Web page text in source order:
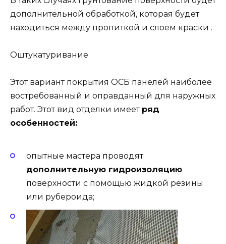
дополнительной обработкой, которая будет
находиться между пропиткой и слоем краски .
Оштукатуривание
Этот вариант покрытия ОСБ панелей наиболее
востребованный и оправданный для наружных
работ. Этот вид отделки имеет ряд
особенностей:
опытные мастера проводят
дополнительную гидроизоляцию
поверхности с помощью жидкой резины
или рубероида;